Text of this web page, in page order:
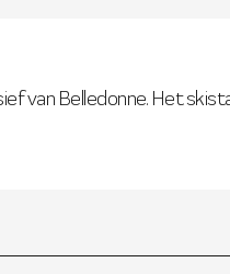
van Belledonne. Het